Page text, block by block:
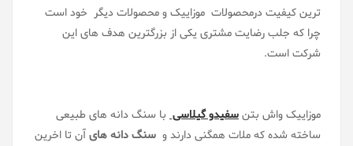
ترین کیفیت درمحصولات موزاییک و محصولات دیگر خود است
چرا که جلب رضایت مشتری یکی از بزرگترین هدف های این
شرکت است.
موزاییک واش بتنسفیدو گیلاسی با سنگ دانه های طبیعی
ساخته شده که ملات همگنی دارند و سنگ دانه های آن تا اخرین